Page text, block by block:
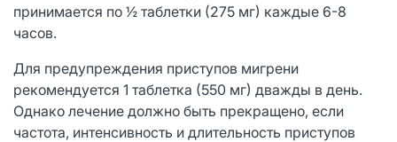
принимается по ½ таблетки (275 мг) каждые 6-8
часов.
Для предупреждения приступов мигрени
рекомендуется 1 таблетка (550 мг) дважды в день.
Однако лечение должно быть прекращено, если
частота, интенсивность и длительность приступов